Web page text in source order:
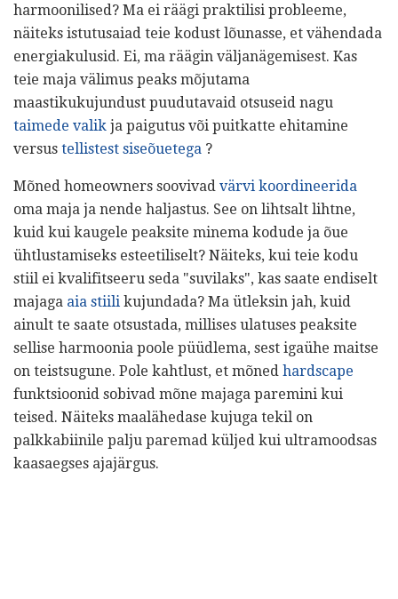
harmoonilised? Ma ei räägi praktilisi probleeme,
näiteks istutusaiad teie kodust lõunasse, et vähendada
energiakulusid. Ei, ma räägin väljanägemisest. Kas
teie maja välimus peaks mõjutama
maastikukujundust puudutavaid otsuseid nagu
taimede valik ja paigutus või puitkatte ehitamine
versus tellistest siseõuetega ?
Mõned homeowners soovivad värvi koordineerida
oma maja ja nende haljastus. See on lihtsalt lihtne,
kuid kui kaugele peaksite minema kodude ja õue
ühtlustamiseks esteetiliselt? Näiteks, kui teie kodu
stiil ei kvalifitseeru seda "suvilaks", kas saate endiselt
majaga aia stiili kujundada? Ma ütleksin jah, kuid
ainult te saate otsustada, millises ulatuses peaksite
sellise harmoonia poole püüdlema, sest igaühe maitse
on teistsugune. Pole kahtlust, et mõned hardscape
funktsioonid sobivad mõne majaga paremini kui
teised. Näiteks maalähedase kujuga tekil on
palkkabiinile palju paremad küljed kui ultramoodsas
kaasaegses ajajärgus.